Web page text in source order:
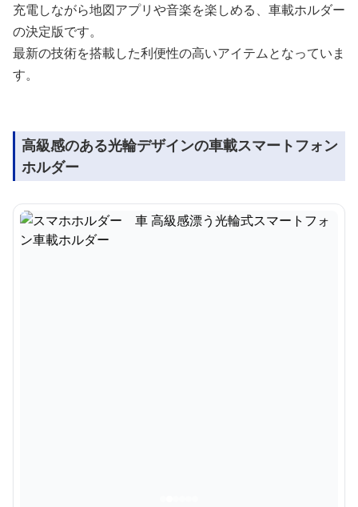
充電しながら地図アプリや音楽を楽しめる、車載ホルダー
の決定版です。
最新の技術を搭載した利便性の高いアイテムとなっていま
す。
高級感のある光輪デザインの車載スマートフォン
ホルダー